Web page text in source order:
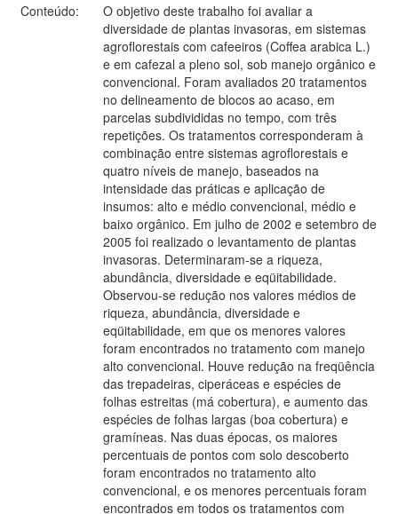
Conteúdo:
O objetivo deste trabalho foi avaliar a
diversidade de plantas invasoras, em sistemas
agroflorestais com cafeeiros (Coffea arabica L.)
e em cafezal a pleno sol, sob manejo orgânico e
convencional. Foram avaliados 20 tratamentos
no delineamento de blocos ao acaso, em
parcelas subdivididas no tempo, com três
repetições. Os tratamentos corresponderam à
combinação entre sistemas agroflorestais e
quatro níveis de manejo, baseados na
intensidade das práticas e aplicação de
insumos: alto e médio convencional, médio e
baixo orgânico. Em julho de 2002 e setembro de
2005 foi realizado o levantamento de plantas
invasoras. Determinaram-se a riqueza,
abundância, diversidade e eqüitabilidade.
Observou-se redução nos valores médios de
riqueza, abundância, diversidade e
eqüitabilidade, em que os menores valores
foram encontrados no tratamento com manejo
alto convencional. Houve redução na freqüência
das trepadeiras, ciperáceas e espécies de
folhas estreitas (má cobertura), e aumento das
espécies de folhas largas (boa cobertura) e
gramíneas. Nas duas épocas, os maiores
percentuais de pontos com solo descoberto
foram encontrados no tratamento alto
convencional, e os menores percentuais foram
encontrados em todos os tratamentos com